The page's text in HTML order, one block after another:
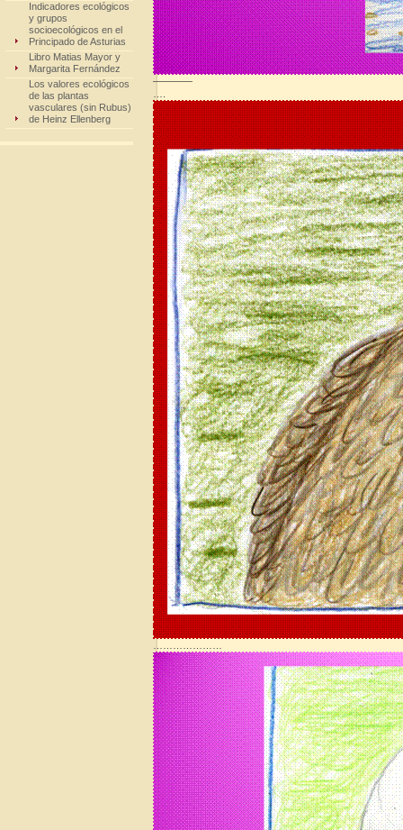
Indicadores ecológicos
y grupos
socioecológicos en el
Principado de Asturias
Libro Matias Mayor y
Margarita Fernández
Los valores ecológicos
de las plantas
vasculares (sin Rubus)
de Heinz Ellenberg
————